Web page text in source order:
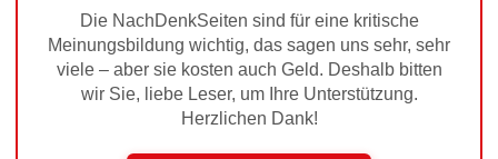
Die NachDenkSeiten sind für eine kritische
Meinungsbildung wichtig, das sagen uns sehr, sehr
viele – aber sie kosten auch Geld. Deshalb bitten
wir Sie, liebe Leser, um Ihre Unterstützung.
Herzlichen Dank!